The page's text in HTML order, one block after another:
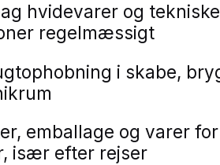
hvidevarer og tekniske
regelmæssigt
i skabe,
emballage og varer for
især efter rejser